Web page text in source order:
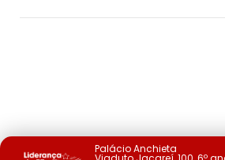
Palácio Anchieta